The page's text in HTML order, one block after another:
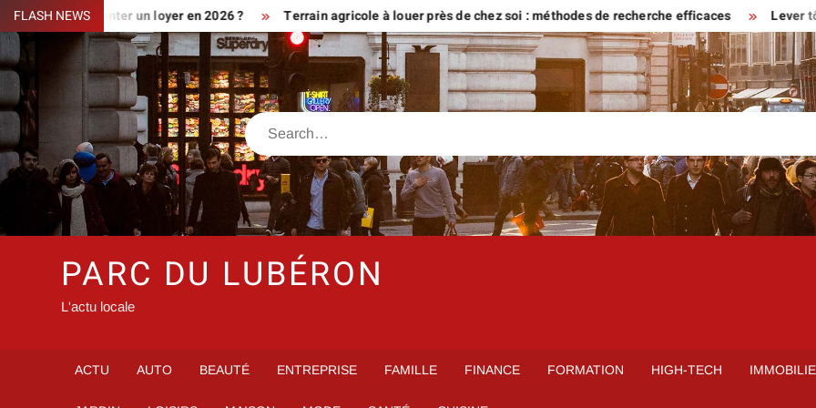
Skip
to
content
FLASH NEWS
augmenter un loyer en 2026 ? Terrain agricole à louer près de chez soi : méthodes de recherche efficaces Lever tôt ou
Search
PARC DU LUBÉRON
L'actu locale
ACTU AUTO BEAUTÉ ENTREPRISE FAMILLE FINANCE FORMATION HIGH-TECH